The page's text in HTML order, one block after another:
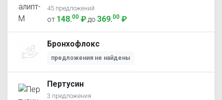
45 предложений
от 148.00 ₽ до 369.00 ₽
Бронхофлокс
предложения не найдены
Пертусин
3 предложения